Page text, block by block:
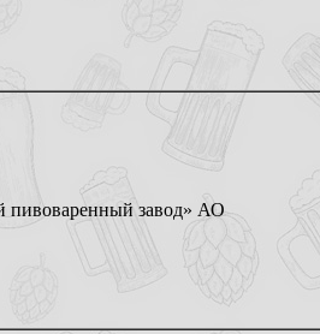
пивоваренный завод» АО